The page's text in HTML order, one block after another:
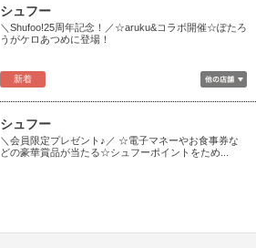
新着
シュフー
＼Shufoo!25周年記念！／☆aruku&コラボ開催☆ぽたろ
うがケロあつめに登場！
シュフー
＼会員限定プレゼント♪／ ☆電子マネーやお食事券な
どの豪華賞品が当たる☆シュフーポイントをため...